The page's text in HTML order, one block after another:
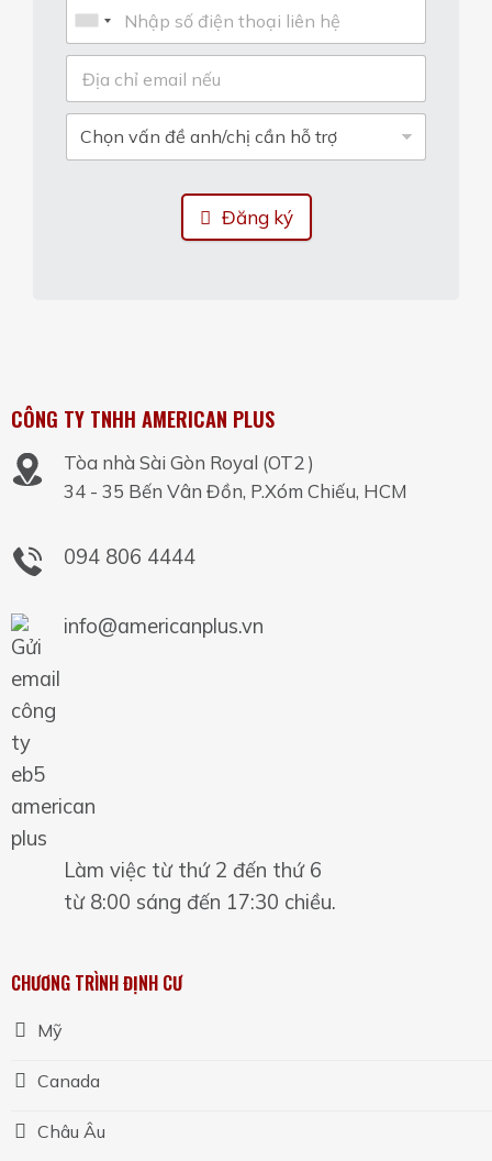
Đăng ký
CÔNG TY TNHH AMERICAN PLUS
Tòa nhà Sài Gòn Royal (OT2 )
34 - 35 Bến Vân Đồn, P.Xóm Chiếu, HCM
094 806 4444
info@americanplus.vn
Làm việc từ thứ 2 đến thứ 6
từ 8:00 sáng đến 17:30 chiều.
CHƯƠNG TRÌNH ĐỊNH CƯ
Mỹ
Canada
Châu Âu